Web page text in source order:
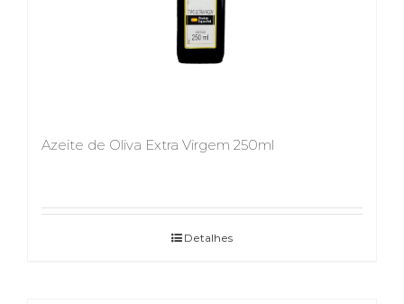
Azeite de Oliva Extra Virgem 250ml
Detalhes